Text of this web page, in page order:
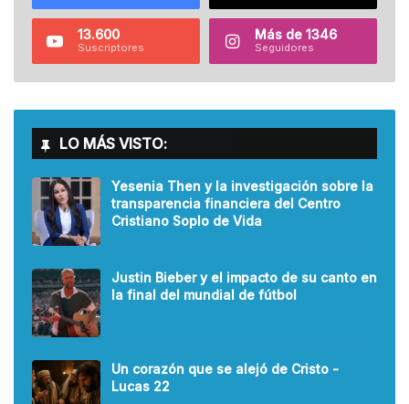
13.600
Suscriptores
Más de 1346
Seguidores
LO MÁS VISTO:
Yesenia Then y la investigación sobre la
transparencia financiera del Centro
Cristiano Soplo de Vida
Justin Bieber y el impacto de su canto en
la final del mundial de fútbol
Un corazón que se alejó de Cristo -
Lucas 22